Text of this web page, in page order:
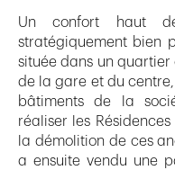
Un confort haut
stratégiquement bien
située dans un quartier
de la gare et du
bâtiments de la
réaliser les
la démolition de ces
a ensuite vendu une